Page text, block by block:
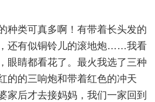
种类可真多啊！有带着长头发的
还有似铜铃儿的滚地炮……我看
眼睛都看花了。最火我选了三种
的的三响炮和带着红色的冲天
家后才去接妈妈，我们一家回到